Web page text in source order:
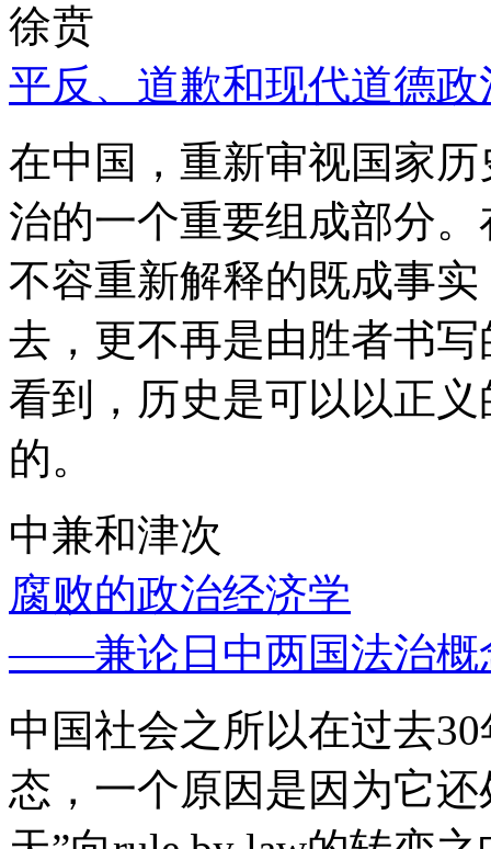
徐贲
平反、道歉和现代道德政
在中国，重新审视国家
治的一个重要组成部分
不容重新解释的既成事
去，更不再是由胜者书
看到，历史是可以以正
的。
中兼和津次
腐败的政治经济学
——兼论日中两国法治概
中国社会之所以在过去
态，一个原因是因为它